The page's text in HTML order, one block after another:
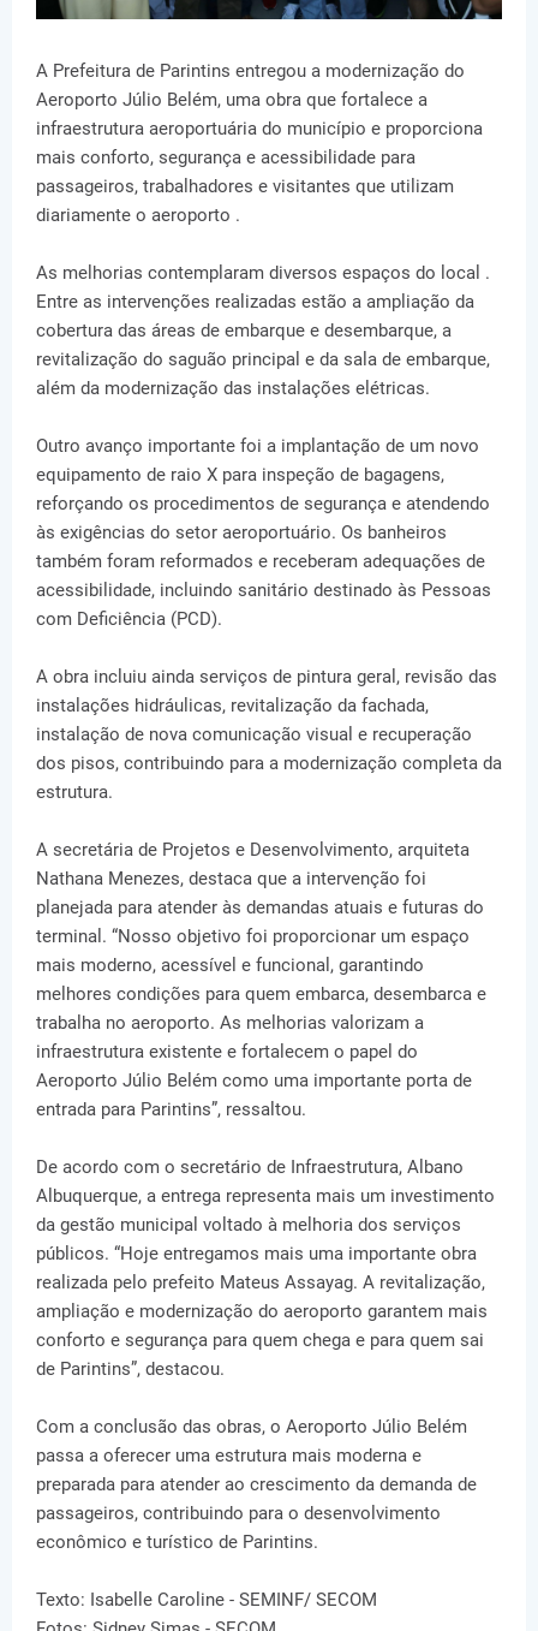
A Prefeitura de Parintins entregou a modernização do
Aeroporto Júlio Belém, uma obra que fortalece a
infraestrutura aeroportuária do município e proporciona
mais conforto, segurança e acessibilidade para
passageiros, trabalhadores e visitantes que utilizam
diariamente o aeroporto .
As melhorias contemplaram diversos espaços do local .
Entre as intervenções realizadas estão a ampliação da
cobertura das áreas de embarque e desembarque, a
revitalização do saguão principal e da sala de embarque,
além da modernização das instalações elétricas.
Outro avanço importante foi a implantação de um novo
equipamento de raio X para inspeção de bagagens,
reforçando os procedimentos de segurança e atendendo
às exigências do setor aeroportuário. Os banheiros
também foram reformados e receberam adequações de
acessibilidade, incluindo sanitário destinado às Pessoas
com Deficiência (PCD).
A obra incluiu ainda serviços de pintura geral, revisão das
instalações hidráulicas, revitalização da fachada,
instalação de nova comunicação visual e recuperação
dos pisos, contribuindo para a modernização completa da
estrutura.
A secretária de Projetos e Desenvolvimento, arquiteta
Nathana Menezes, destaca que a intervenção foi
planejada para atender às demandas atuais e futuras do
terminal. “Nosso objetivo foi proporcionar um espaço
mais moderno, acessível e funcional, garantindo
melhores condições para quem embarca, desembarca e
trabalha no aeroporto. As melhorias valorizam a
infraestrutura existente e fortalecem o papel do
Aeroporto Júlio Belém como uma importante porta de
entrada para Parintins”, ressaltou.
De acordo com o secretário de Infraestrutura, Albano
Albuquerque, a entrega representa mais um investimento
da gestão municipal voltado à melhoria dos serviços
públicos. “Hoje entregamos mais uma importante obra
realizada pelo prefeito Mateus Assayag. A revitalização,
ampliação e modernização do aeroporto garantem mais
conforto e segurança para quem chega e para quem sai
de Parintins”, destacou.
Com a conclusão das obras, o Aeroporto Júlio Belém
passa a oferecer uma estrutura mais moderna e
preparada para atender ao crescimento da demanda de
passageiros, contribuindo para o desenvolvimento
econômico e turístico de Parintins.
Texto: Isabelle Caroline - SEMINF/ SECOM